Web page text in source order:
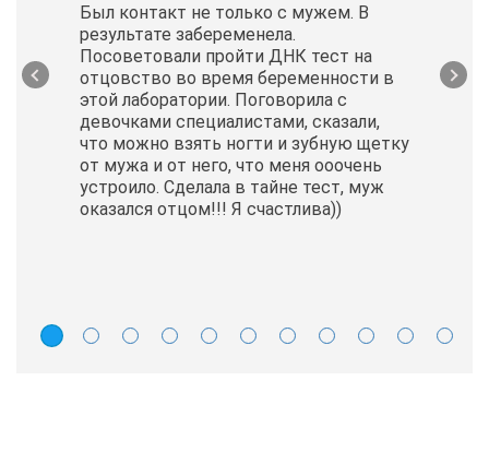
Был контакт не только с мужем. В
результате забеременела.
Посоветовали пройти ДНК тест на
отцовство во время беременности в
этой лаборатории. Поговорила с
девочками специалистами, сказали,
что можно взять ногти и зубную щетку
от мужа и от него, что меня ооочень
устроило. Сделала в тайне тест, муж
оказался отцом!!! Я счастлива))